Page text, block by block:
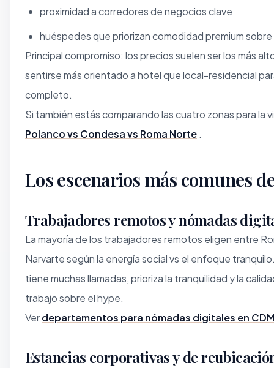
proximidad a corredores de negocios clave
huéspedes que priorizan comodidad premium
Principal compromiso: los precios suelen ser los más
sentirse más orientado a hotel que local-residencial
completo.
Si también estás comparando las cuatro zonas para la
Polanco vs Condesa vs Roma Norte.
Los escenarios más comunes
Trabajadores remotos y nómadas
La mayoría de los trabajadores remotos eligen entre
Narvarte según la energía social vs el enfoque
tiene muchas llamadas, prioriza la tranquilidad y la
trabajo sobre el hype.
Verdepartamentos para nómadas digitales en
Estancias corporativas y de